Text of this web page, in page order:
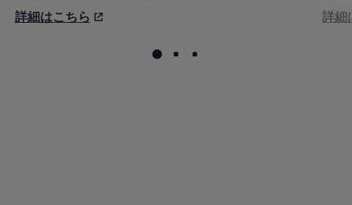
詳細はこちら 詳細